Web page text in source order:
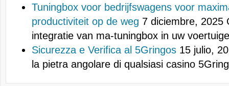
Tuningbox voor bedrijfswagens voor
productiviteit op de weg 7 diciembre, 2025
integratie van ma-tuningbox in uw
Sicurezza e Verifica al 5Gringos 15 julio,
la pietra angolare di qualsiasi casino